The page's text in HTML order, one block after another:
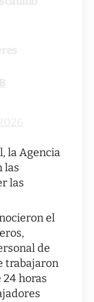
la Agencia
las
las
el
de
trabajaron
24 horas